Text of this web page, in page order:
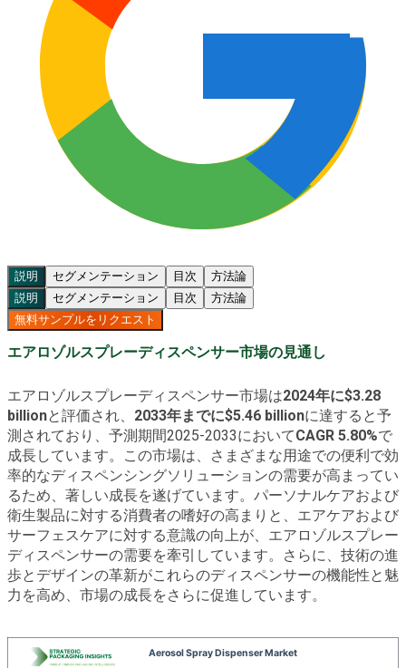
説明 セグメンテーション 目次
方法論
説明
セグメンテーション 目次
方法論
無料サンプルをリクエスト
エアロゾルスプレーディスペンサー市場の見通し
エアロゾルスプレーディスペンサー市場は2024年に$3.28
billionと評価され、 2033年までに$5.46 billionに達すると予
測されており、予測期間2025-2033においてCAGR 5.80%で
成長しています。この市場は、さまざまな用途での便利で効
率的なディスペンシングソリューションの需要が高まってい
るため、著しい成長を遂げています。パーソナルケアおよび
衛生製品に対する消費者の嗜好の高まりと、エアケアおよび
サーフェスケアに対する意識の向上が、エアロゾルスプレー
ディスペンサーの需要を牽引しています。さらに、技術の進
歩とデザインの革新がこれらのディスペンサーの機能性と魅
力を高め、市場の成長をさらに促進しています。